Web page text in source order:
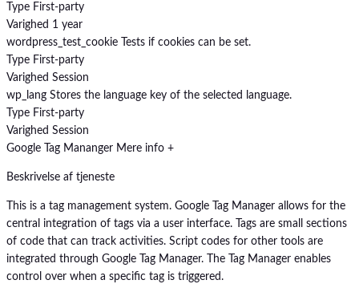
Type First-party
Varighed 1 year
wordpress_test_cookie
Tests if cookies can be set.
Type First-party
Varighed Session
wp_lang Stores the language key of the selected language.
Type First-party
Varighed Session
Google Tag Mananger Mere info +
Beskrivelse af tjeneste
This is a tag management system. Google Tag Manager allows for the
central integration of tags via a user interface. Tags are small sections
of code that can track activities. Script codes for other tools are
integrated through Google Tag Manager. The Tag Manager enables
control over when a specific tag is triggered.